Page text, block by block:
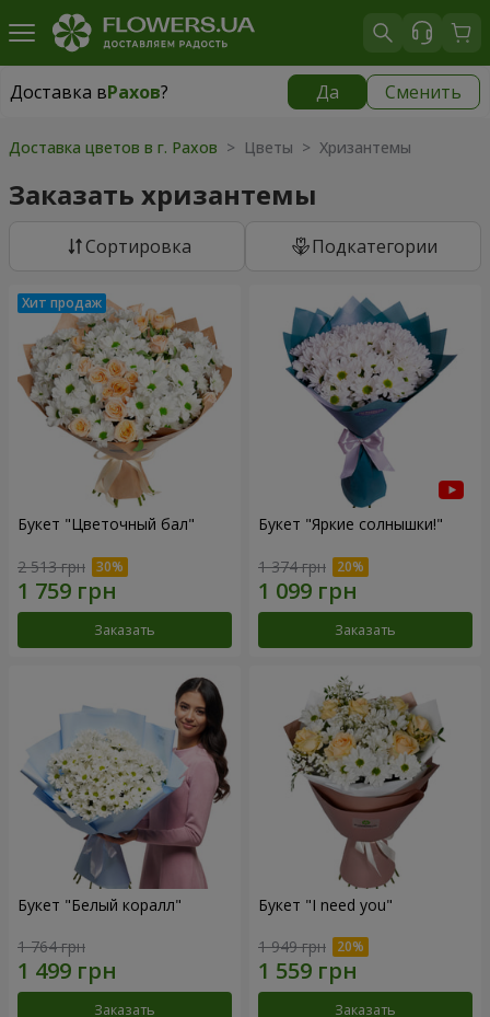
Доставка вРахов? Да Сменить
Доставка вРахов
Доставка цветов в г. Рахов > Цветы > Хризантемы
Заказать хризантемы
Cортировка Подкатегории
Букет "Цветочный бал"
2 513 грн
Заказать
Букет "Яркие солнышки!"
1 374 грн
Заказать
Букет "Белый коралл"
1 764 грн
Заказать
Букет "I need you"
1 949 грн
Заказать